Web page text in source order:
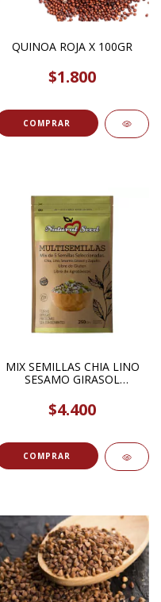
QUINOA ROJA X 100GR
$1.800
COMPRAR
MIX SEMILLAS CHIA LINO
SESAMO GIRASOL
SEED
$4.400